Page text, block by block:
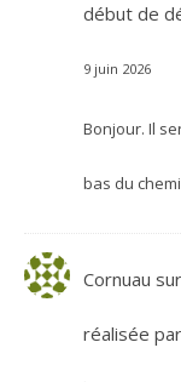
début de
9 juin 2026
Bonjour. Il
bas du
Cornuau sur
réalisée